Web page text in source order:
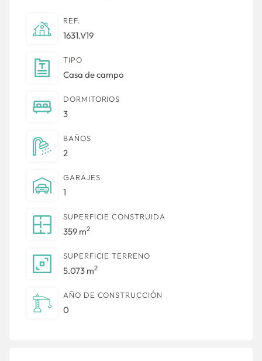
REF.
1631.V19
TIPO
Casa de campo
DORMITORIOS
3
BAÑOS
2
GARAJES
1
SUPERFICIE CONSTRUIDA
359 m2
SUPERFICIE TERRENO
5.073 m2
AÑO DE CONSTRUCCIÓN
0